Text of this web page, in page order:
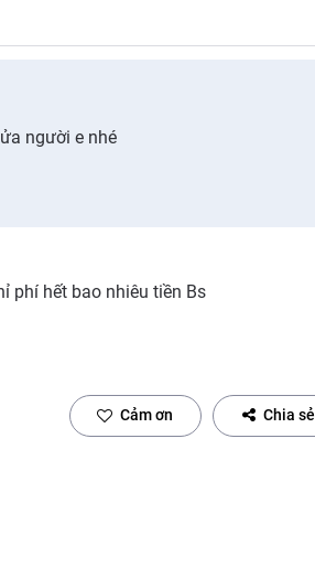
người e nhé
phí hết bao nhiêu tiền Bs
Cảm ơn Chia sẻ